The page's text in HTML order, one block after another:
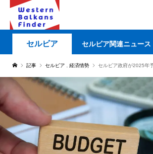
セルビア セルビア関連ニュース
記事 セルビア 経済情勢 セルビア政府が2025年